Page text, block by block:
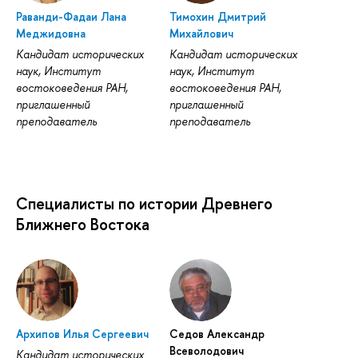
Раванди-Фадаи Лана
Меджидовна
Кандидат исторических
наук, Институт
востоковедения РАН,
приглашенный
преподаватель
Тимохин Дмитрий
Михайлович
Кандидат исторических
наук, Институт
востоковедения РАН,
приглашенный
преподаватель
Специалисты по истории Древнего
Ближнего Востока
Архипов Илья Сергеевич
Кандидат исторических
Седов Александр
Всеволодович